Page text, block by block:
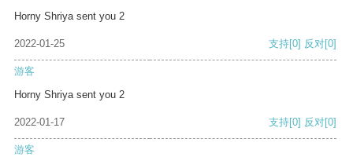
Horny Shriya sent you 2
2022-01-25 支持[0] 反对[0]
游客
Horny Shriya sent you 2
2022-01-17 支持[0] 反对[0]
游客